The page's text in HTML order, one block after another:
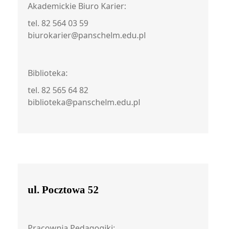
Akademickie Biuro Karier:
tel. 82 564 03 59
biurokarier@panschelm.edu.pl
Biblioteka:
tel. 82 565 64 82
biblioteka@panschelm.edu.pl
ul. Pocztowa 52